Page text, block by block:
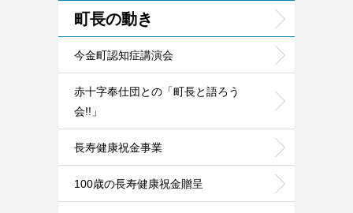
町長の動き
今金町認知症講演会
赤十字奉仕団との「町長と語ろう
会!!」
長寿健康祝金事業
100歳の長寿健康祝金贈呈